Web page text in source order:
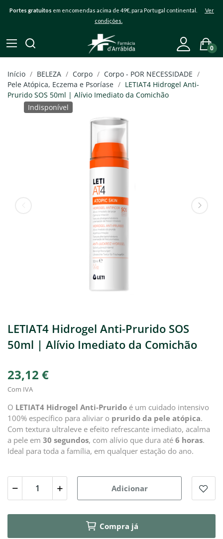
Portes gratuitos em encomendas acima de 49€, para Portugal continental. Ver
condições.
0
Início BELEZA Corpo
Corpo - POR NECESSIDADE
Pele Atópica, Eczema e Psoríase
LETIAT4 Hidrogel Anti-
Prurido SOS 50ml | Alívio Imediato da Comichão
Indisponível
LETIAT4 Hidrogel Anti-Prurido SOS
50ml | Alívio Imediato da Comichão
23,12 €
Com IVA
O LETIAT4 Hidrogel Anti-Prurido é um cuidado intensivo
100% específico para aliviar o prurido da pele atópica.
Com textura ultraleve e efeito refrescante imediato, acalma
a pele em 30 segundos, com alívio que dura até 6 horas.
Ideal para toda a família, em qualquer estação do ano.
Adicionar
Compra já